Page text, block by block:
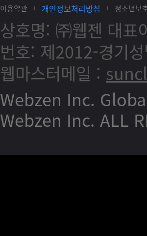
이용약관 개인정보처리방침 청소년보
상호명: ㈜웹젠 대표
번호: 제2012-경기
웹마스터메일 :
Webzen Inc.
Webzen Inc. ALL